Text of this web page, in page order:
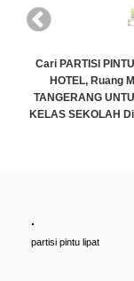
HOTEL,
.
partisi pintu lipat